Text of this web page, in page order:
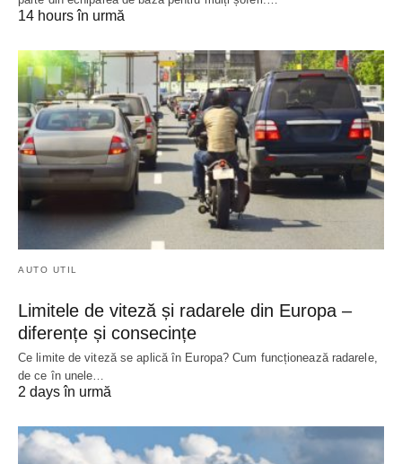
14 hours în urmă
AUTO UTIL
Limitele de viteză și radarele din Europa –
diferențe și consecințe
Ce limite de viteză se aplică în Europa? Cum funcționează radarele,
de ce în unele…
2 days în urmă